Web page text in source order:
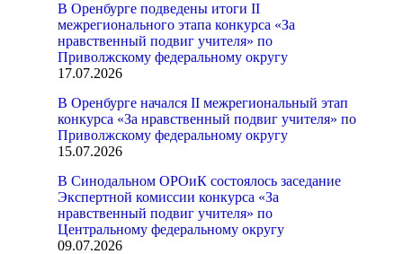
В Оренбурге подведены итоги II
межрегионального этапа конкурса «За
нравственный подвиг учителя» по
Приволжскому федеральному округу
17.07.2026
В Оренбурге начался II межрегиональный этап
конкурса «За нравственный подвиг учителя» по
Приволжскому федеральному округу
15.07.2026
В Синодальном ОРОиК состоялось заседание
Экспертной комиссии конкурса «За
нравственный подвиг учителя» по
Центральному федеральному округу
09.07.2026